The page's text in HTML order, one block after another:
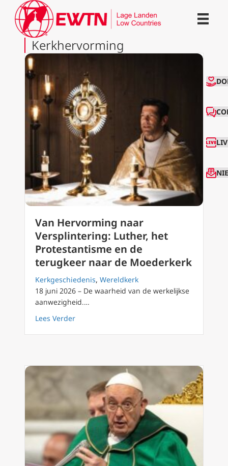
Kerkhervorming
Van Hervorming naar
Versplintering: Luther, het
Protestantisme en de
terugkeer naar de Moederkerk
Kerkgeschiedenis, Wereldkerk
18 juni 2026 – De waarheid van de werkelijkse
aanwezigheid.…
Lees Verderabout Van Hervorming naar Versplintering: